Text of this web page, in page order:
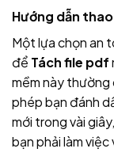
Hướng dẫn
Một lựa chọn an
để Tách file pdf
mềm này thường
phép bạn đánh
mới trong vài
bạn phải làm việc